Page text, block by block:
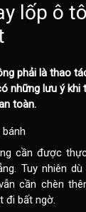
lốp ô
phải là thao
những lưu ý khi
toàn.
cần được
Tuy nhiên
cần chèn
đi bất ngờ.